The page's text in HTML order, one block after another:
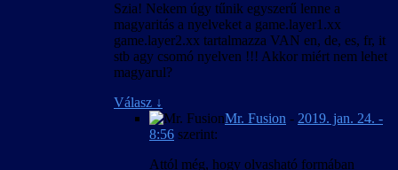
Szia! Nekem úgy tűnik egyszerű lenne a
magyaritás a nyelveket a game.layer1.xx
game.layer2.xx tartalmazza VAN en, de, es, fr, it
stb agy csomó nyelven !!! Akkor miért nem lehet
magyarul?
Válasz ↓
Mr. Fusion - 2019. jan. 24. -
8:56 szerint:
Attól még, hogy olvasható formában